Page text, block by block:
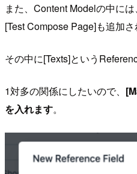
また、Content Modelの中に
[Test Compose Page]も追加さ
その中に[Texts]という
1対多の関係にしたいので、
を入れます。